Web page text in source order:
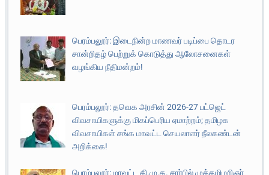
பெரம்பலூர்: இடைநின்ற மாணவர் படிப்பை தொடர
சான்றிதழ் பெற்றுக் கொடுத்து ஆலோசனைகள்
வழங்கிய நீதிமன்றம்!
பெரம்பலூர்: தவெக அரசின் 2026-27 பட்ஜெட்
விவசாயிகளுக்கு மிகப்பெரிய ஏமாற்றம்; தமிழக
விவசாயிகள் சங்க மாவட்ட செயலாளர் நீலகண்டன்
அறிக்கை!
பெரம்பலூர்: மாவட்ட தி.மு.க. சார்பில் முத்தமிழறிஞர்